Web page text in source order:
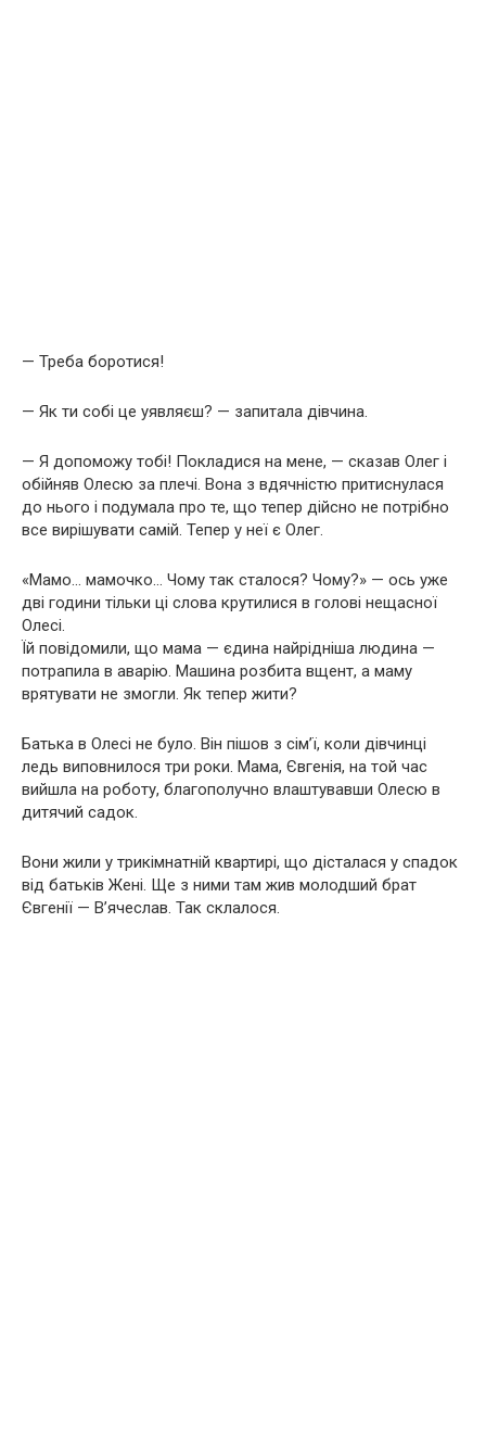
— Треба боротися!
— Як ти собі це уявляєш? — запитала дівчина.
— Я допоможу тобі! Покладися на мене, — сказав Олег і
обійняв Олесю за плечі. Вона з вдячністю притиснулася
до нього і подумала про те, що тепер дійсно не потрібно
все вирішувати самій. Тепер у неї є Олег.
«Мамо… мамочко… Чому так сталося? Чому?» — ось уже
дві години тільки ці слова крутилися в голові нещасної
Олесі.
Їй повідомили, що мама — єдина найрідніша людина —
потрапила в аварію. Машина розбита вщент, а маму
врятувати не змогли. Як тепер жити?
Батька в Олесі не було. Він пішов з сім’ї, коли дівчинці
ледь виповнилося три роки. Мама, Євгенія, на той час
вийшла на роботу, благополучно влаштувавши Олесю в
дитячий садок.
Вони жили у трикімнатній квартирі, що дісталася у спадок
від батьків Жені. Ще з ними там жив молодший брат
Євгенії — В’ячеслав. Так склалося.